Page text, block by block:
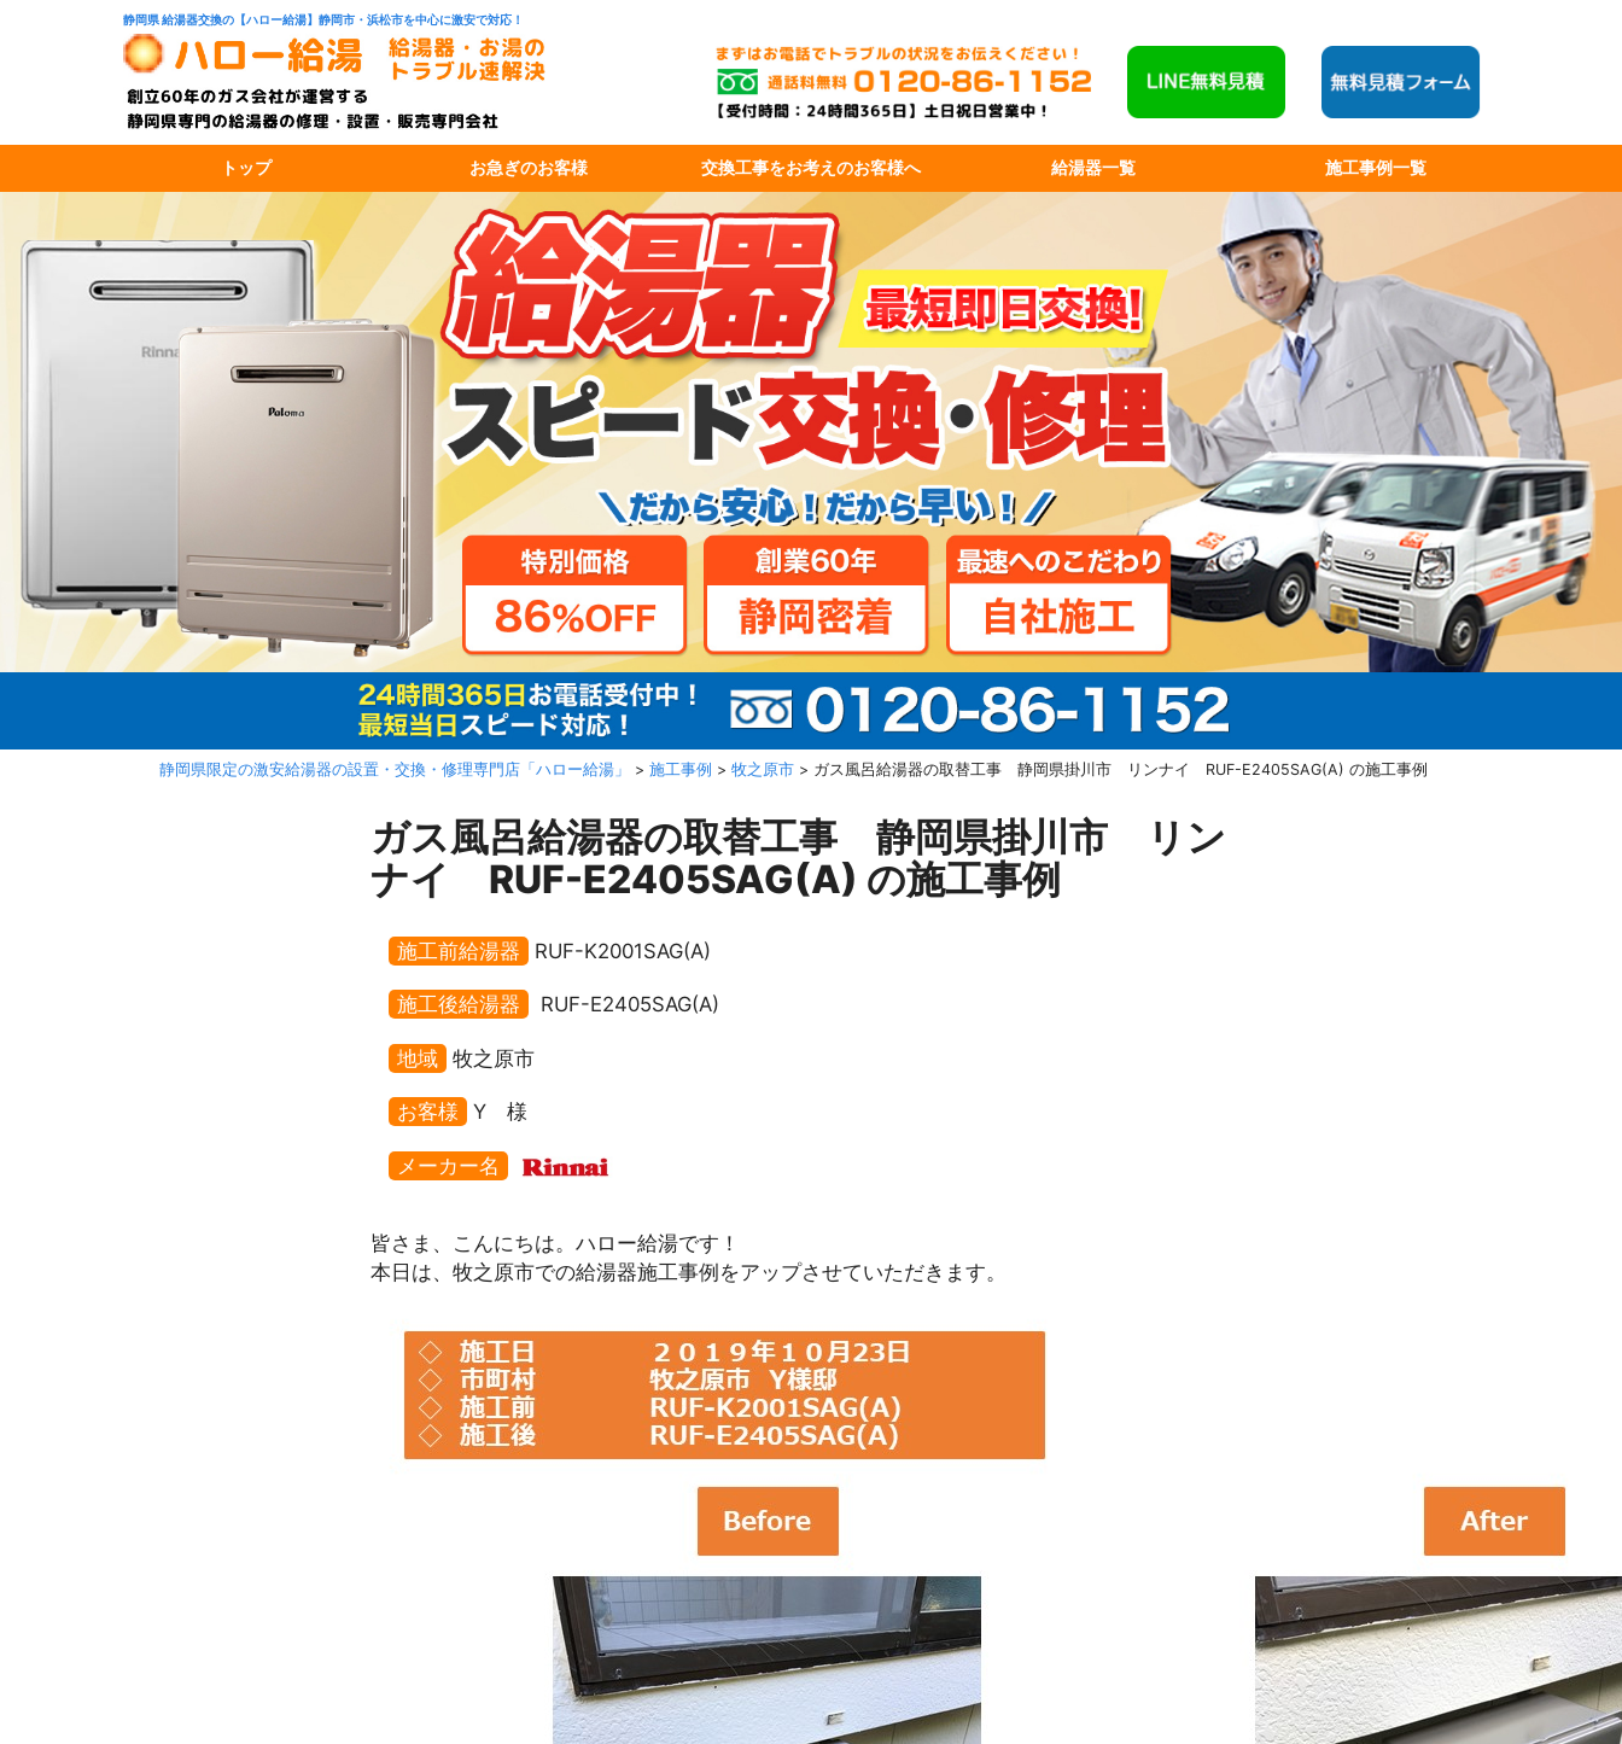
静岡県 給湯器交換の【ハロー給湯】静岡市・浜松市を中心に激安で対応！
トップ お急ぎのお客様 交換工事をお考えのお客様へ 給湯器一覧 施工事例一覧
静岡県限定の激安給湯器の設置・交換・修理専門店「ハロー給湯」 > 施工事例 > 牧之原市 > ガス風呂給湯器の取替工事 静岡県掛川市 リンナイ RUF-E2405SAG(A) の施工事例
ガス風呂給湯器の取替工事 静岡県掛川市 リン
ナイ RUF-E2405SAG(A) の施工事例
施工前給湯器 RUF-K2001SAG(A)
施工後給湯器 RUF-E2405SAG(A)
地域 牧之原市
お客様 Y 様
メーカー名
皆さま、こんにちは。ハロー給湯です！
本日は、牧之原市での給湯器施工事例をアップさせていただきます。